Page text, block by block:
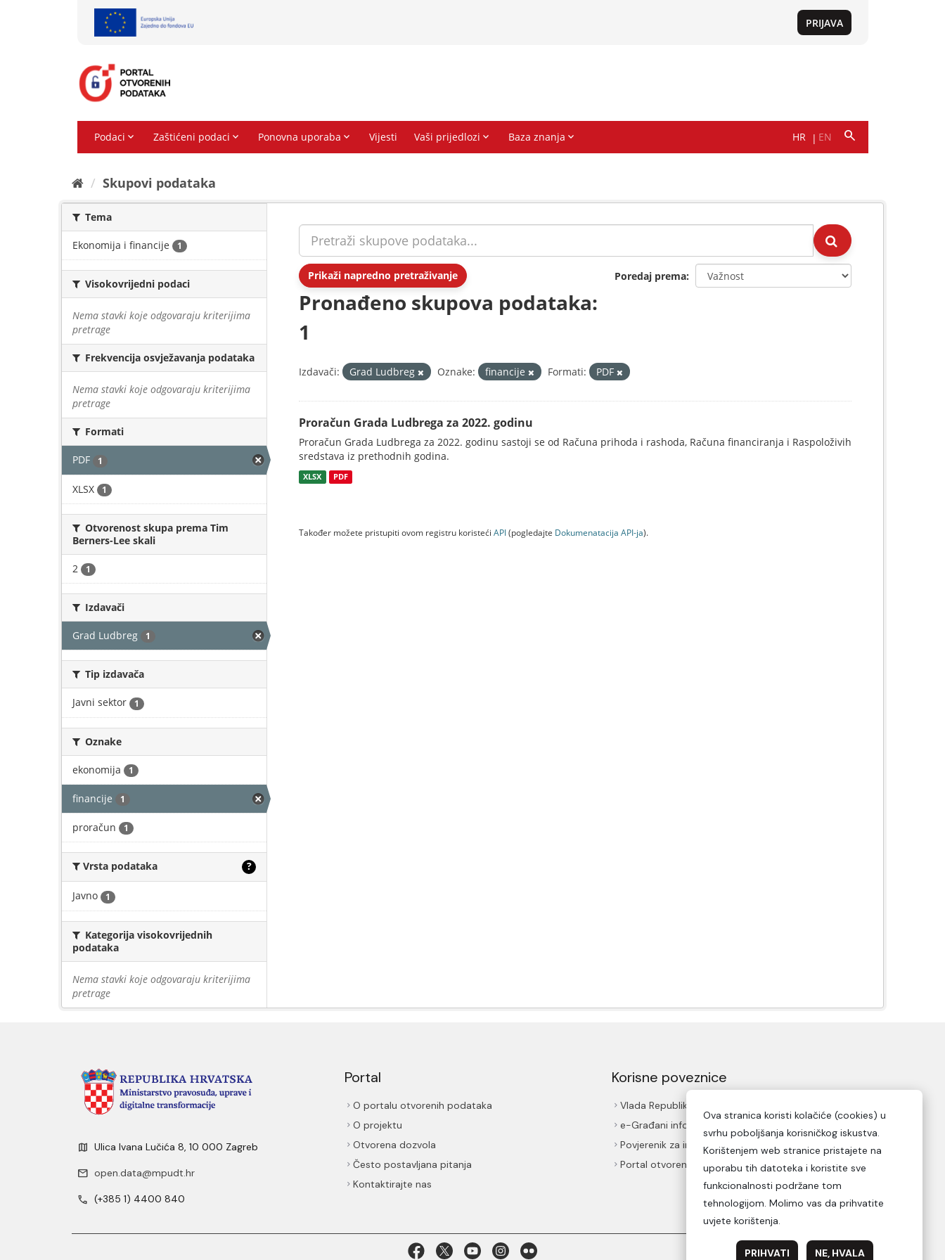
Skupovi podаtаkа
Tema
Ekonomija i financije 1
Visokovrijedni podaci
Nema stavki koje odgovaraju kriterijima
pretrage
Frekvencija osvježavanja podataka
Nema stavki koje odgovaraju kriterijima
pretrage
Formati
PDF 1
XLSX 1
Otvorenost skupa prema Tim
Berners-Lee skali
2 1
Izdavači
Grad Ludbreg 1
Tip izdavača
Javni sektor 1
Oznake
ekonomija 1
financije 1
proračun 1
Vrsta podataka ?
Javno 1
Kategorija visokovrijednih
podataka
Nema stavki koje odgovaraju kriterijima
pretrage
Prikaži napredno pretraživanje Poredaj prema
Pronađeno skupova podataka:
1
Izdavači: Grad Ludbreg Oznake: financije Formati: PDF
Proračun Grada Ludbrega za 2022. godinu
Proračun Grada Ludbrega za 2022. godinu sastoji se od Računa prihoda i rashoda, Računa financiranja i Raspoloživih
sredstava iz prethodnih godina.
XLSX PDF
Također možete pristupiti ovom registru koristeći API(pogledajte Dokumenаtаcijа API-jа).